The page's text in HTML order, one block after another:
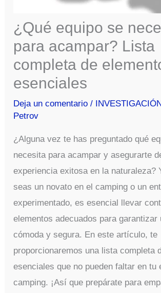
¿Qué equipo se
para acampar? Lista
completa de
esenciales
Deja un comentario / INVESTIGACIÓN
Petrov
¿Alguna vez te has preguntado qué
necesita para acampar y asegurarte
experiencia exitosa en la naturaleza?
seas un novato en el camping o un
experimentado, es esencial llevar
elementos adecuados para garantizar
cómoda y segura. En este artículo, te
proporcionaremos una lista completa
esenciales que no pueden faltar en tu
camping. ¡Así que prepárate para